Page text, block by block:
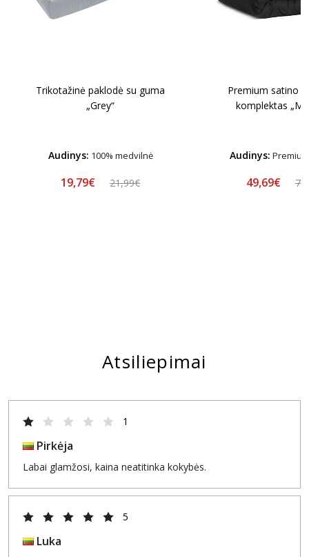
Trikotažinė paklodė su guma
„Grey“
Audinys: 100% medvilnė
19,79€ 21,99€
Premium satino
komplektas
Audinys:
49,69€
Atsiliepimai
1
Pirkėja
Labai glamžosi, kaina neatitinka kokybės.
5
Luka